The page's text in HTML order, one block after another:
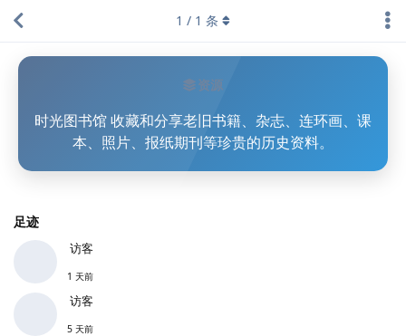
资源
时光图书馆 收藏和分享老旧书籍、杂志、连环画、课
本、照片、报纸期刊等珍贵的历史资料。
足迹
访客
1 天前
访客
5 天前
1 / 1 条